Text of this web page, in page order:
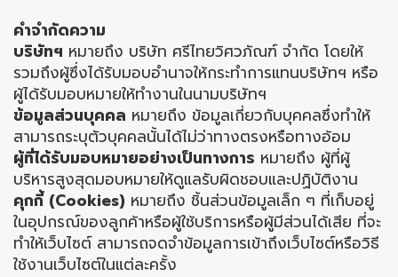
คำจำกัดความ
บริษัทฯ หมายถึง บริษัท ศรีไทยวิศวภัณฑ์ จำกัด โดยให้
รวมถึงผู้ซึ่งได้รับมอบอำนาจให้กระทำการแทนบริษัทฯ หรือ
ผู้ได้รับมอบหมายให้ทำงานในนามบริษัทฯ
ข้อมูลส่วนบุคคล หมายถึง ข้อมูลเกี่ยวกับบุคคลซึ่งทำให้
สามารถระบุตัวบุคคลนั้นได้ไม่ว่าทางตรงหรือทางอ้อม
ผู้ที่ได้รับมอบหมายอย่างเป็นทางการ หมายถึง ผู้ที่ผู้
บริหารสูงสุดมอบหมายให้ดูแลรับผิดชอบและปฏิบัติงาน
คุกกี้ (Cookies) หมายถึง ชิ้นส่วนข้อมูลเล็ก ๆ ที่เก็บอยู่
ในอุปกรณ์ของลูกค้าหรือผู้ใช้บริการหรือผู้มีส่วนได้เสีย ที่จะ
ทำให้เว็บไซต์ สามารถจดจำข้อมูลการเข้าถึงเว็บไซต์หรือวิธี
ใช้งานเว็บไซต์ในแต่ละครั้ง